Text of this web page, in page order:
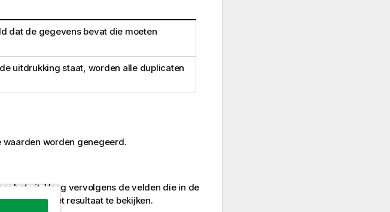
dat de gegevens bevat die moeten
uitdrukking staat, worden alle duplicaten
worden genegeerd.
het uit. Voeg vervolgens de velden die in de
app om het resultaat te bekijken.